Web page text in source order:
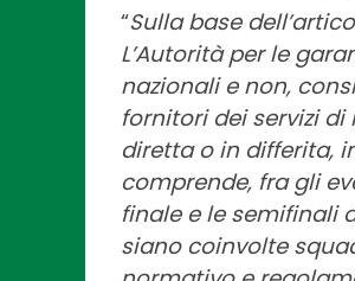
“Sulla base
L’Autorità per le
nazionali e non,
fornitori dei servizi
diretta o in differita,
comprende, fra gli
finale e le semifinali
siano coinvolte